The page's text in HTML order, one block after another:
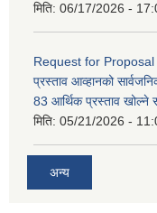
मिति: 06/17/2026 -
Request for
प्रस्ताव आव्हानको
83 आर्थिक प्रस्ताव खोल्ने
मिति: 05/21/2026 -
अन्य